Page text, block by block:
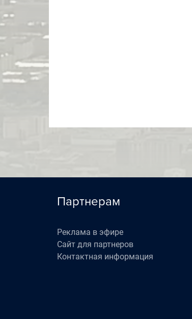
Партнерам
Реклама в эфире
Сайт для партнеров
Контактная информация